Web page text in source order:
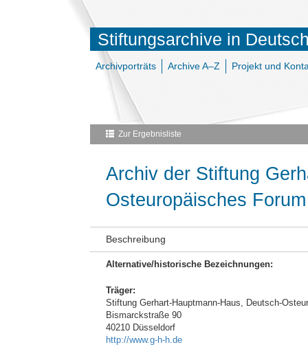
Stiftungsarchive in
Archivporträts Archive A–Z Projekt und
Zur Ergebnisliste
Archiv der Stiftung
Osteuropäisches Forum
Beschreibung
Alternative/historische Bezeichnungen:
Träger:
Stiftung Gerhart-Hauptmann-Haus, Deutsch-
Bismarckstraße 90
40210 Düsseldorf
http://www.g-h-h.de